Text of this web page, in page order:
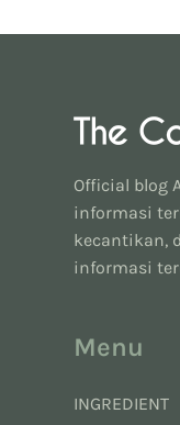
Official blog
informasi
kecantikan,
informasi
Menu
INGREDIENT